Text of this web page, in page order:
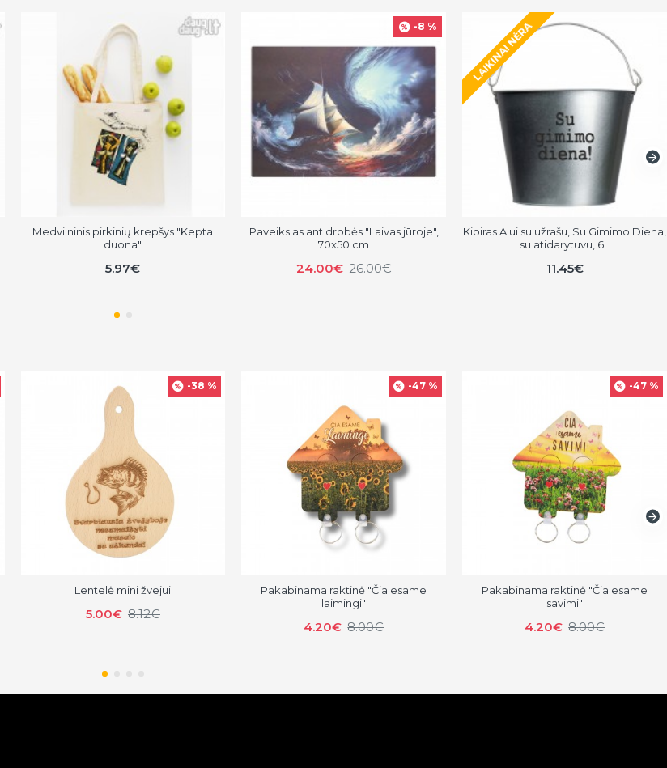
Medvilninis pirkinių krepšys "Kepta
duona"
5.97€
-8 %
Paveikslas ant drobės "Laivas jūroje",
70x50 cm
24.00€ 26.00€
LAIKINAI NĖRA
Kibiras Alui su užrašu, Su Gimimo Diena,
su atidarytuvu, 6L
11.45€
-38 %
Lentelė mini žvejui
5.00€ 8.12€
-47 %
Pakabinama raktinė "Čia esame
laimingi"
4.20€ 8.00€
-47 %
Pakabinama raktinė "Čia esame
savimi"
4.20€ 8.00€